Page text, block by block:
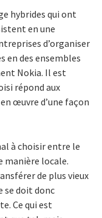
hybrides qui ont
en une
d’organiser
en des ensembles
Nokia. Il est
répond aux
œuvre d’une façon
à choisir entre le
manière locale.
de plus vieux
se doit donc
Ce qui est